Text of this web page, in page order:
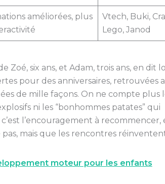
améliorées, plus
Vtech, Buki,
Lego, Janod
Zoé, six ans, et Adam, trois ans, en dit
pour des anniversaires, retrouvées
de mille façons. On ne compte plus
ni les “bonhommes patates” qui
l’encouragement à recommencer,
mais que les rencontres
moteur pour les enfants